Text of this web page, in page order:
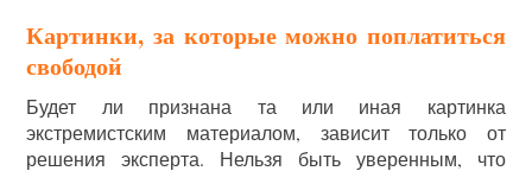
Картинки, за которые можно поплатиться
свободой
Будет ли признана та или иная картинка
экстремистским материалом, зависит только от
решения эксперта. Нельзя быть уверенным, что